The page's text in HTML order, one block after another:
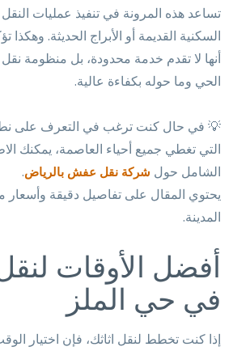
تساعد هذه المرونة في تنفيذ عمليات
السكنية القديمة أو الأبراج الحديثة. وهكذا
أنها لا تقدم خدمة محدودة، بل منظومة
الحي وما حوله بكفاءة عالية.
💡 في حال كنت ترغب في التعرف على
التي تغطي جميع أحياء العاصمة، يمكنك
الشامل حول شركة نقل عفش بالرياض.
يحتوي المقال على تفاصيل دقيقة
المدينة.
أفضل الأوقات
في حي الملز
إذا كنت تخطط لنقل اثاثك، فإن اختيار